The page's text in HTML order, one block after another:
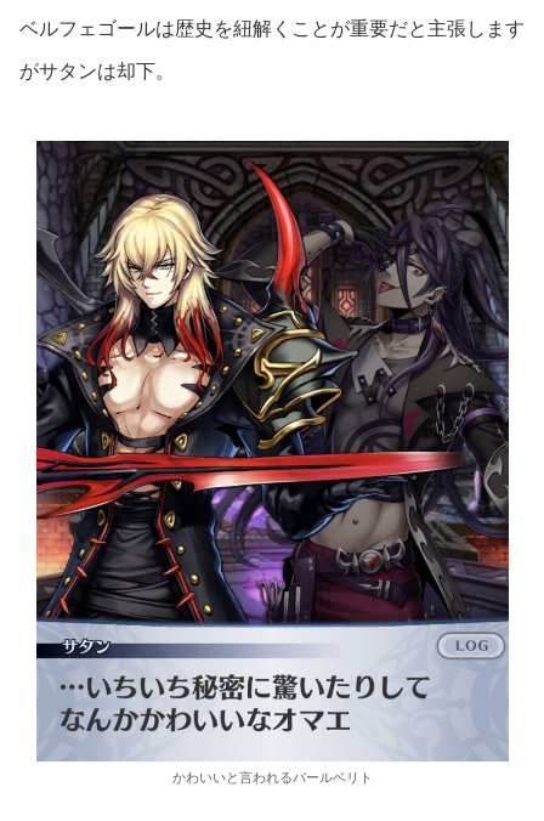
ベルフェゴールは歴史を紐解くことが重要だと主張します
がサタンは却下。
かわいいと言われるバールベリト